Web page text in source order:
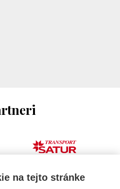
na tejto stránke